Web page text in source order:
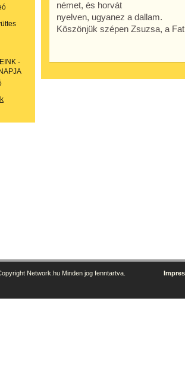
-
német, és horvát
nyelven, ugyanez a dallam.
Köszönjük szépen Zsuzsa, a
Network.hu Minden jog fenntartva.